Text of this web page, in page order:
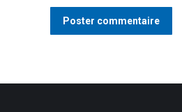
Poster commentaire